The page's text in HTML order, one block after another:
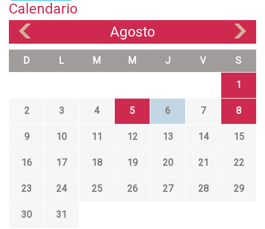
Calendario
Agosto
D L M M J V S
1
2 3 4 5 6 7 8
9 10 11 12 13 14 15
16 17 18 19 20 21 22
23 24 25 26 27 28 29
30
31